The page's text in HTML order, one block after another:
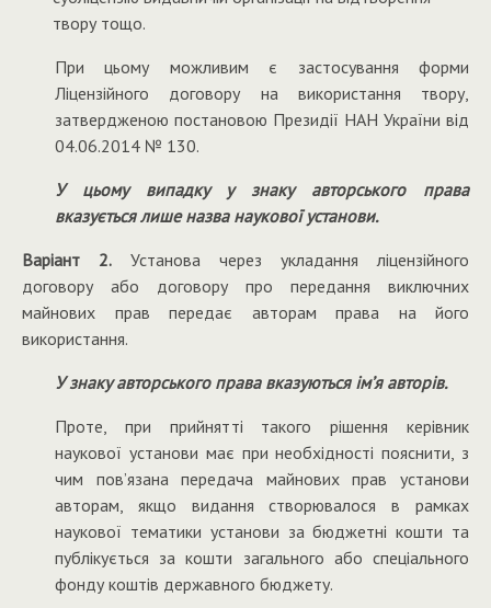
твору тощо.
При цьому можливим є застосування форми
Ліцензійного договору на використання твору,
затвердженою постановою Президії НАН України від
04.06.2014 № 130.
У цьому випадку у знаку авторського права
вказується лише назва наукової установи.
Варіант 2. Установа через укладання ліцензійного
договору або договору про передання виключних
майнових прав передає авторам права на його
використання.
У знаку авторського права вказуються ім’я авторів.
Проте, при прийнятті такого рішення керівник
наукової установи має при необхідності пояснити, з
чим пов’язана передача майнових прав установи
авторам, якщо видання створювалося в рамках
наукової тематики установи за бюджетні кошти та
публікується за кошти загального або спеціального
фонду коштів державного бюджету.